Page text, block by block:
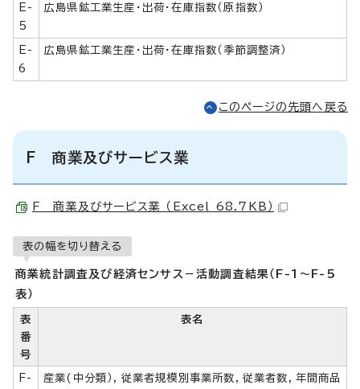
E-
5
広島県鉱工業生産・出荷・在庫指数（原指数）
E-
6
広島県鉱工業生産・出荷・在庫指数（季節調整済）
このページの先頭へ戻る
F 商業及びサービス業
F 商業及びサービス業 （Excel 68.7KB）
表の幅を切り替える
商業統計調査及び経済センサス－活動調査結果（F-1～F-5
表）
表
番
号
表名
F- 産業(中分類），従業者規模別事業所数，従業者数，年間商品